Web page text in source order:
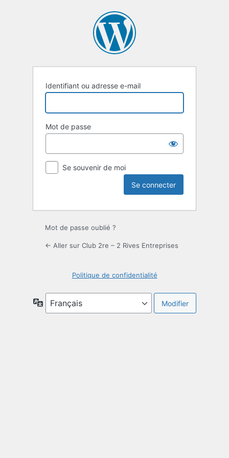
Identifiant ou adresse e-mail
Mot de passe
Se souvenir de moi
Mot de passe oublié ?
← Aller sur Club 2re – 2 Rives Entreprises
Politique de confidentialité
Langue